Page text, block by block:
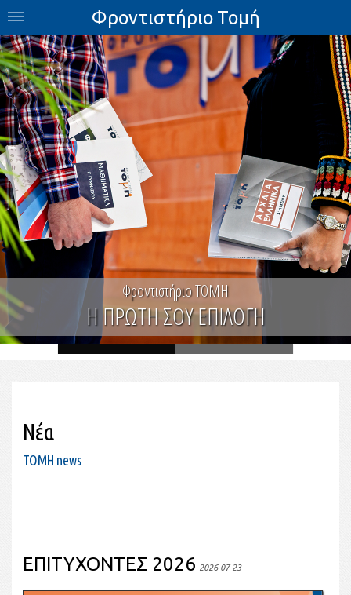
Νέα
TOMH news
Φροντιστήριο Τομή